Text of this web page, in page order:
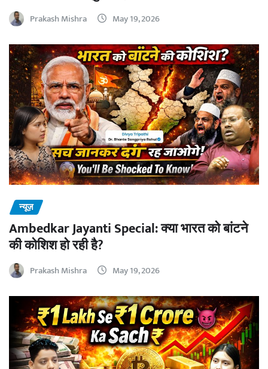
Prakash Mishra May 19, 2026
न्यूज़
Ambedkar Jayanti Special: क्या भारत को बांटने
की कोशिश हो रही है?
Prakash Mishra May 19, 2026